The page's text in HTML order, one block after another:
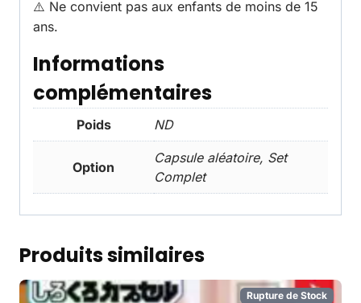
⚠️ Ne convient pas aux enfants de moins de 15
ans.
Informations
complémentaires
Poids ND
Option
Capsule aléatoire, Set
Complet
Produits similaires
Rupture de Stock